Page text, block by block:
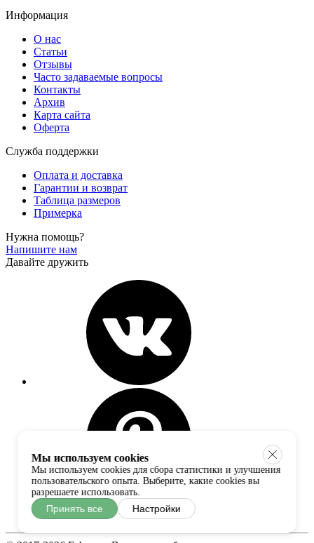
Информация
О нас
Статьи
Отзывы
Часто задаваемые вопросы
Контакты
Архив
Карта сайта
Оферта
Служба поддержки
Оплата и доставка
Гарантии и возврат
Таблица размеров
Примерка
Нужна помощь?
Напишите нам
Давайте дружить
Мы используем cookies
Мы используем cookies для сбора статистики и улучшения
пользовательского опыта. Выберите, какие cookies вы
разрешаете использовать.
Принять все Настройки